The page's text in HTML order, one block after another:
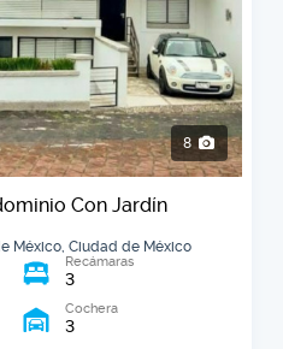
8
Con Jardín
México, Ciudad de México
Recámaras
3
Cochera
3